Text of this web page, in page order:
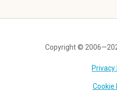
Copyright ©
Privacy
Cookie